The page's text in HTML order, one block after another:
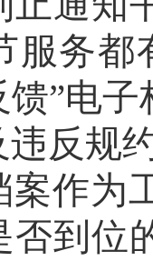
服务都
”电
违反规
案作为
否到位